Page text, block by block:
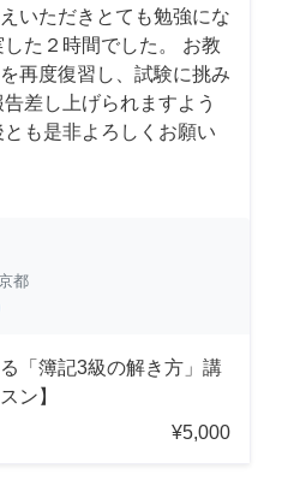
いただきとても勉強にな
た２時間でした。 お教
再度復習し、試験に挑み
差し上げられますよう
も是非よろしくお願い
都
「簿記3級の解き方」講
ン】
¥5,000